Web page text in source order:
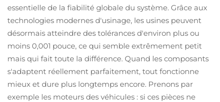
essentielle de la fiabilité globale du système. Grâce aux
technologies modernes d'usinage, les usines peuvent
désormais atteindre des tolérances d'environ plus ou
moins 0,001 pouce, ce qui semble extrêmement petit
mais qui fait toute la différence. Quand les composants
s'adaptent réellement parfaitement, tout fonctionne
mieux et dure plus longtemps encore. Prenons par
exemple les moteurs des véhicules : si ces pièces ne